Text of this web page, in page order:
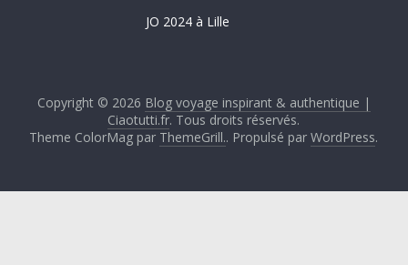
JO 2024 à Lille
Copyright © 2026 Blog voyage inspirant & authentique |
Ciaotutti.fr. Tous droits réservés.
Theme ColorMag par ThemeGrill.. Propulsé parWordPress.